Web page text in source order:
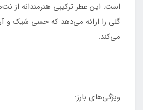
است. این عطر ترکیبی هنرمندانه از
گلی را ارائه می‌دهد که حسی شیک و
می‌کند.
ویژگی‌های بارز: